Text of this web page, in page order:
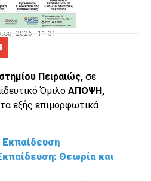
2026 - 11:31
Πειραιώς, σε
Όμιλο ΑΠΟΨΗ,
εξής επιμορφωτικά
Εκπαίδευση
Θεωρία και